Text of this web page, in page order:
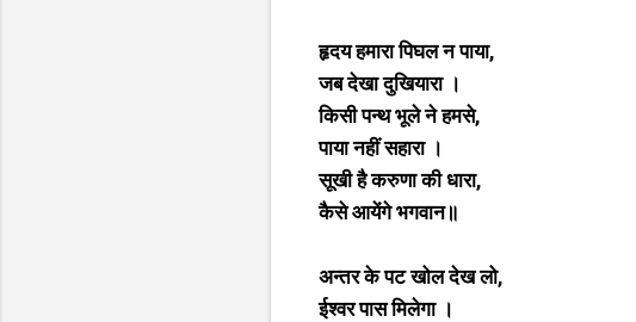
हृदय हमारा पिघल न पाया,
जब देखा दुखियारा ।
किसी पन्थ भूले ने हमसे,
पाया नहीं सहारा ।
सूखी है करुणा की धारा,
कैसे आयेंगे भगवान॥
अन्तर के पट खोल देख लो,
ईश्वर पास मिलेगा ।